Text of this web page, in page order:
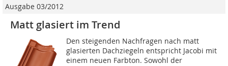
Ausgabe 03/2012
Matt glasiert im Trend
Den steigenden Nachfragen nach matt
glasierten Dachziegeln entspricht Jacobi mit
einem neuen Farbton. Sowohl der